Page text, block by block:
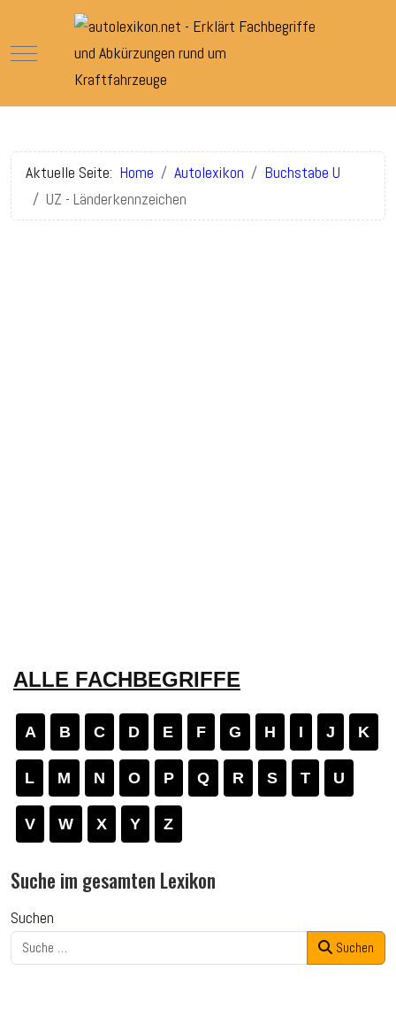
Mobile Menu Toggle
Aktuelle Seite: Home Autolexikon
Buchstabe U
UZ - Länderkennzeichen
ALLE FACHBEGRIFFE
A B C D E F G H I J K
L M N O P Q R S T U
V W X Y Z
Suche im gesamten Lexikon
Suchen
Suchen